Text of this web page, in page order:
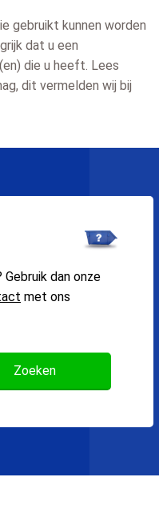
gebruikt kunnen worden
dat u een
die u heeft. Lees
dit vermelden wij bij
dan onze
met ons